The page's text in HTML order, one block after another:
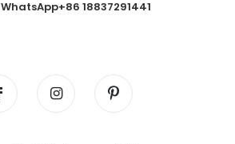
WhatsApp+86 18837291441